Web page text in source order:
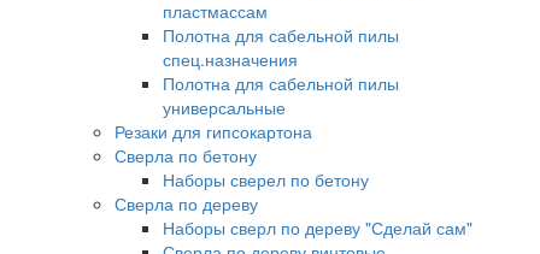
пластмассам
Полотна для сабельной пилы
спец.назначения
Полотна для сабельной пилы
универсальные
Резаки для гипсокартона
Сверла по бетону
Наборы сверел по бетону
Сверла по дереву
Наборы сверл по дереву "Сделай сам"